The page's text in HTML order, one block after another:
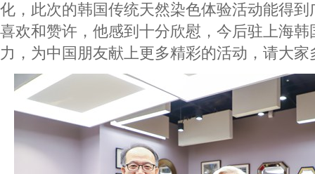
化，此次的韩国传统天然染色体验活动能得
喜欢和赞许，他感到十分欣慰，今后驻上海
力，为中国朋友献上更多精彩的活动，请大家